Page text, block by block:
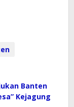
Banten
Kejagung